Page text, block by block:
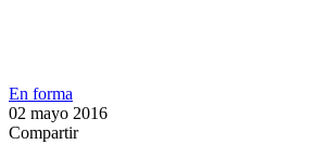
En forma
02 mayo 2016
Compartir